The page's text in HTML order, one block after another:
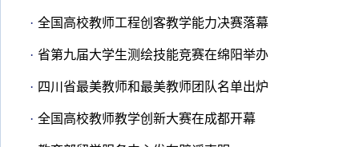
· 全国高校教师工程创客教学能力决赛落幕
· 省第九届大学生测绘技能竞赛在绵阳举办
· 四川省最美教师和最美教师团队名单出炉
· 全国高校教师教学创新大赛在成都开幕